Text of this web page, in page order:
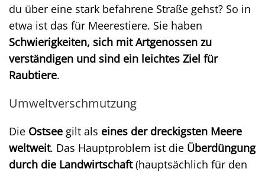
du über eine stark befahrene Straße gehst? So in
etwa ist das für Meerestiere. Sie haben
Schwierigkeiten, sich mit Artgenossen zu
verständigen und sind ein leichtes Ziel für
Raubtiere.
Umweltverschmutzung
Die Ostsee gilt als eines der dreckigsten Meere
weltweit. Das Hauptproblem ist die Überdüngung
durch die Landwirtschaft(hauptsächlich für den